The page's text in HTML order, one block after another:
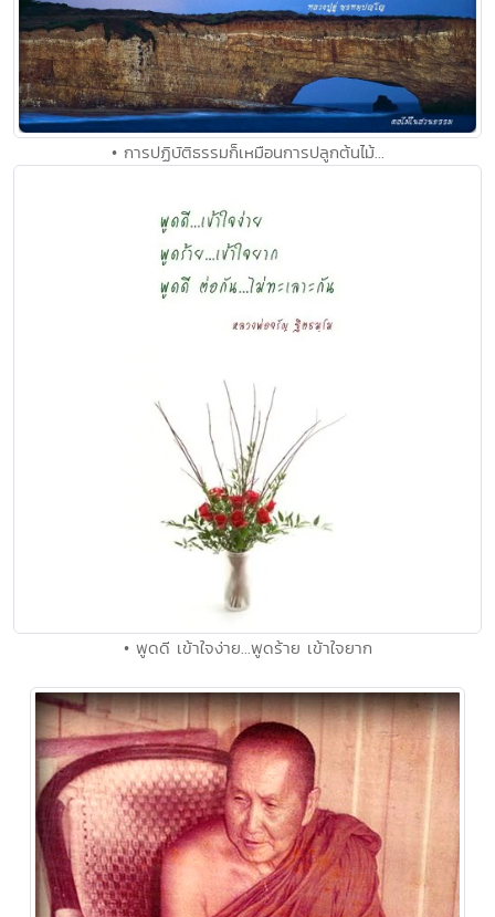
• การปฏิบัติธรรมก็เหมือนการปลูกต้นไม้...
• พูดดี เข้าใจง่าย...พูดร้าย เข้าใจยาก